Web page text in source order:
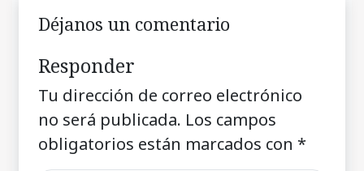
Déjanos un comentario
Responder
Tu dirección de correo electrónico
no será publicada. Los campos
obligatorios están marcados con *